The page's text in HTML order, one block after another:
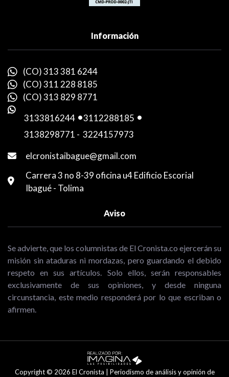
Información
(CO) 313 381 6244
(CO) 311 228 8185
(CO) 313 829 8771
3133816244 -3112288185 -
3138298771 - 3224157973
elcronistaibague@gmail.com
Carrera 3 no 8-39 oficina u4 Edificio Escorial
Ibagué - Tolima
Aviso
Se advierte, que los columnistas de El Cronista.co ejercerán su
misión sin ataduras ni mordazas, pero guardando el debido
respeto en sus artículos. Solo ellos, serán responsables
exclusivamente de sus opiniones, y desde ninguna
circunstancia, este medio responderá por lo que escriban o
afirmen.
Copyright © 2026 El Cronista | Periodismo de análisis y opinión de